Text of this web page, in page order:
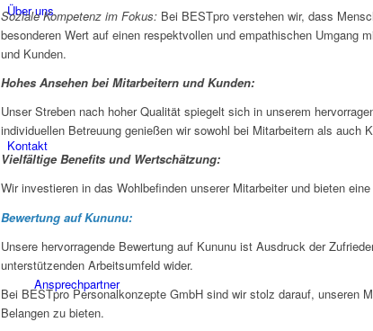
Über uns
Kontakt
Ansprechpartner
Soziale Kompetenz im Fokus: Bei BESTpro verstehen wir, dass
besonderen Wert auf einen respektvollen und empathischen Umgang
und Kunden.
Hohes Ansehen bei Mitarbeitern und Kunden:
Unser Streben nach hoher Qualität spiegelt sich in unserem
individuellen Betreuung genießen wir sowohl bei Mitarbeitern als auch
Vielfältige Benefits und Wertschätzung:
Wir investieren in das Wohlbefinden unserer Mitarbeiter und bieten
Bewertung auf Kununu:
Unsere hervorragende Bewertung auf Kununu ist Ausdruck der
unterstützenden Arbeitsumfeld wider.
Bei BESTpro Personalkonzepte GmbH sind wir stolz darauf, unseren
Belangen zu bieten.